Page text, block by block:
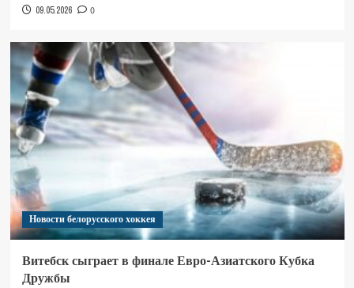
09.05.2026 0
Новости белорусского хоккея
Витебск сыграет в финале Евро-Азиатского Кубка
Дружбы